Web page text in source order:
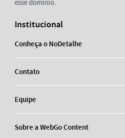
esse domínio.
Institucional
Conheça o NoDetalhe
Contato
Equipe
Sobre a WebGo Content